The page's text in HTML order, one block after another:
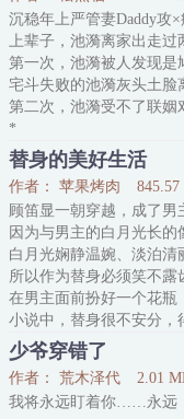
系统233：【宿主你是来
温辞：他好看。
233：【……】
第二个世界…
233：【为什么又在一起
沉稳年上严管妻Daddy攻
上辈子，池漪离家出走过
第一次，池漪被人发现是
宅斗失败的池漪灰头土脸
第二次，池漪受不了联姻
*
池漪的联姻对象，薄引
可测，英俊多金。
从任何角度来看，他都是
唯一的问题就是，池漪从
池漪刚满18岁，还没来得
叔叔。
抵达薄家的那天，池漪站
替身的美好生活
作者： 苹果烤肉
顾笛显一朝穿越，成了男
因为与男主的白月光长的
白月光娴静温婉、淡泊清
所以作为替身必须笑不露
在男主面前扮好一个花瓶
小说中，替身很不安分，
下手，男主气愤之下一刀
最终恶毒替身死得其所，
顾笛显表示这个工作可
事？
少爷穿错了
作者： 荒木泽代 2.01
我将永远盯着你……永远